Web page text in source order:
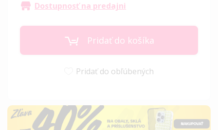
Dostupnosť na predajni
Pridať do košíka
Pridať do obľúbených